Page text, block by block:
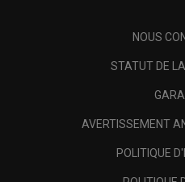
NOUS
STATUT DE
AVERTISSEMENT
POLITIQUE